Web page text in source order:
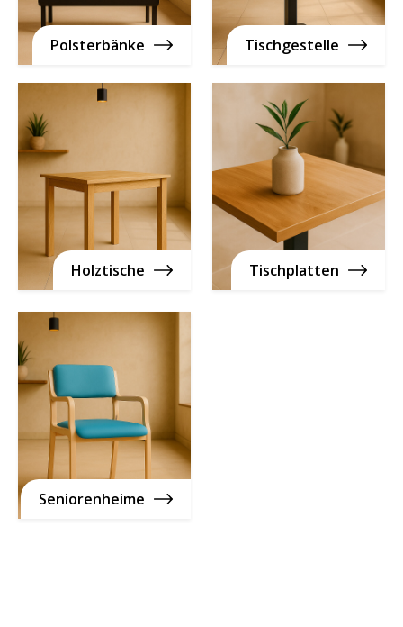
Polsterbänke Tischgestelle
Holztische Tischplatten
Seniorenheime